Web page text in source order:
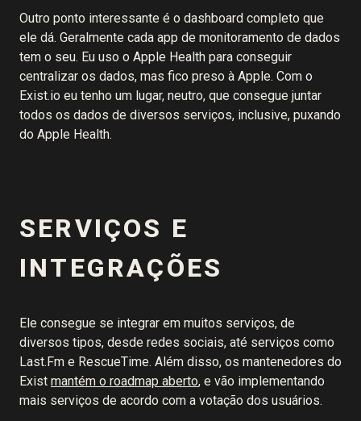
Outro ponto interessante é o dashboard completo que
ele dá. Geralmente cada app de monitoramento de dados
tem o seu. Eu uso o Apple Health para conseguir
centralizar os dados, mas fico preso à Apple. Com o
Exist.io eu tenho um lugar, neutro, que consegue juntar
todos os dados de diversos serviços, inclusive, puxando
do Apple Health.
SERVIÇOS E
INTEGRAÇÕES
Ele consegue se integrar em muitos serviços, de
diversos tipos, desde redes sociais, até serviços como
Last.Fm e RescueTime. Além disso, os mantenedores do
Exist mantém o roadmap aberto, e vão implementando
mais serviços de acordo com a votação dos usuários.